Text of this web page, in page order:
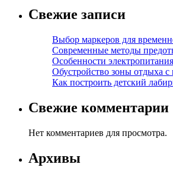
Свежие записи
Выбор маркеров для
Современные методы
Особенности
Обустройство зоны отдыха с
Как построить детский
Свежие комментарии
Нет комментариев для просмотра.
Архивы